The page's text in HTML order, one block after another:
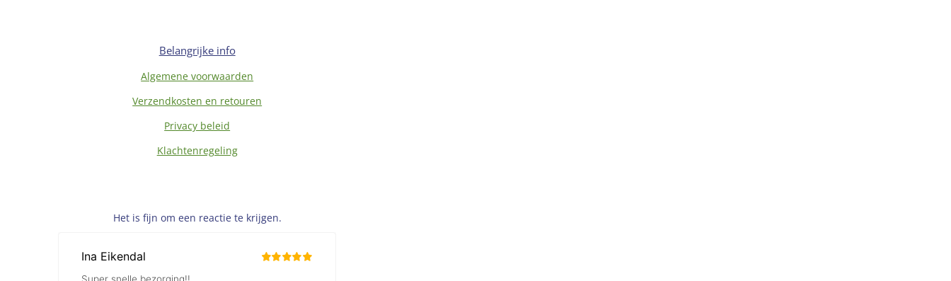
Belangrijke info
Algemene voorwaarden
Verzendkosten en retouren
Privacy beleid
Klachtenregeling
Het is fijn om een reactie te krijgen.